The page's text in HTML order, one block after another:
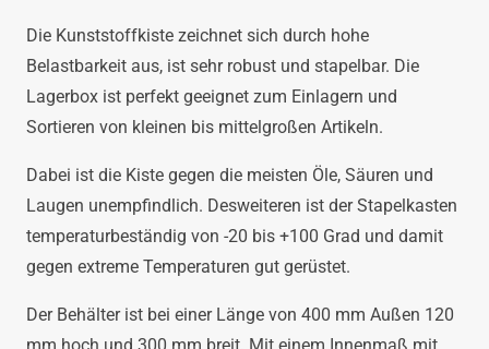
Die Kunststoffkiste zeichnet sich durch hohe
Belastbarkeit aus, ist sehr robust und stapelbar. Die
Lagerbox ist perfekt geeignet zum Einlagern und
Sortieren von kleinen bis mittelgroßen Artikeln.
Dabei ist die Kiste gegen die meisten Öle, Säuren und
Laugen unempfindlich. Desweiteren ist der Stapelkasten
temperaturbeständig von -20 bis +100 Grad und damit
gegen extreme Temperaturen gut gerüstet.
Der Behälter ist bei einer Länge von 400 mm Außen 120